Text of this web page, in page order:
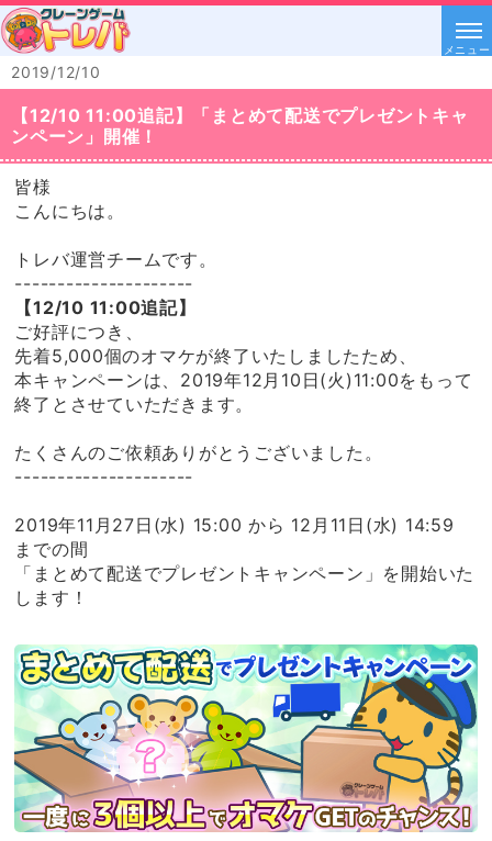
メニュー
2019/12/10
【12/10 11:00追記】「まとめて配送でプレゼントキャ
ンペーン」開催！
皆様
こんにちは。
トレバ運営チームです。
---------------------
【12/10 11:00追記】
ご好評につき、
先着5,000個のオマケが終了いたしましたため、
本キャンペーンは、2019年12月10日(火)11:00をもって
終了とさせていただきます。
たくさんのご依頼ありがとうございました。
---------------------
2019年11月27日(水) 15:00 から 12月11日(水) 14:59
までの間
「まとめて配送でプレゼントキャンペーン」を開始いた
します！